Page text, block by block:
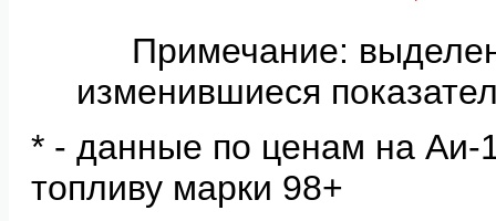
Примечание:
изменившиеся
* - данные по ценам на Аи-
топливу марки 98+